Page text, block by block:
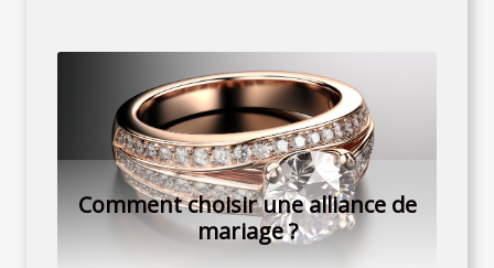
Comment choisir une alliance de
mariage ?